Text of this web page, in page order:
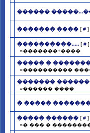
������
������� ���� [ # ]
����������..... [ # ]
»�������+����
����� �
»����������
�������
»������ ����
� �����
����� ������ [ # ]
»� ��� �